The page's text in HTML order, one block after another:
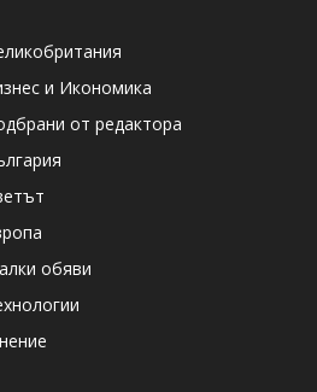
и Икономика
от редактора
обяви